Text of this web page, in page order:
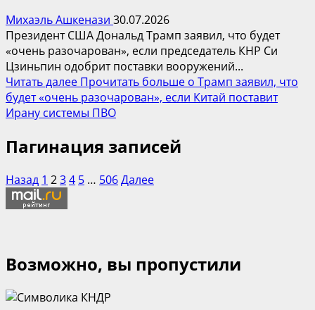
Михаэль Ашкенази 30.07.2026
Президент США Дональд Трамп заявил, что будет
«очень разочарован», если председатель КНР Си
Цзиньпин одобрит поставки вооружений...
Читать далее Прочитать больше о Трамп заявил, что
будет «очень разочарован», если Китай поставит
Ирану системы ПВО
Пагинация записей
Назад 1 234 5 … 506Далее
Возможно, вы пропустили